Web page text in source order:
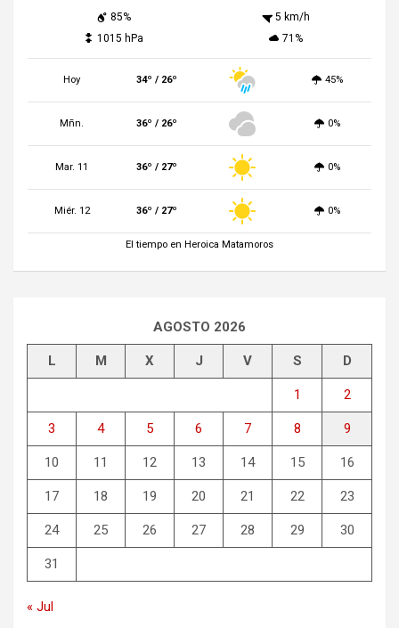
85%
5 km/h
1015 hPa
71%
Hoy 34º / 26º 45%
Mñn. 36º / 26º 0%
Mar. 11 36º / 27º 0%
Miér. 12 36º / 27º 0%
El tiempo en Heroica Matamoros
AGOSTO 2026
L M X J V S D
1 2
3 4 5 6 7 8 9
10 11 12 13 14 15 16
17 18 19 20 21 22 23
24 25 26 27 28 29 30
31
« Jul